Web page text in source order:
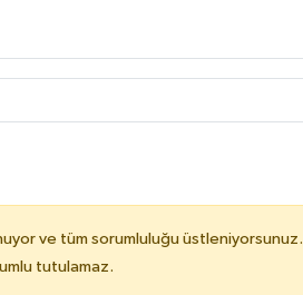
ve tüm sorumluluğu üstleniyorsunuz.
tutulamaz.